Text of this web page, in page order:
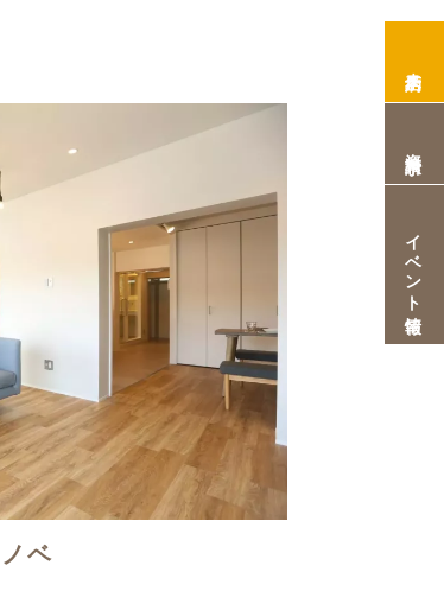
イベント情報
ベ